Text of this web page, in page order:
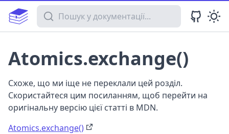
Пошук у документації
Atomics.exchange()
Схоже, що ми іще не переклали цей розділ.
Скористайтеся цим посиланням, щоб перейти на
оригінальну версію цієї статті в MDN.
Atomics.exchange()